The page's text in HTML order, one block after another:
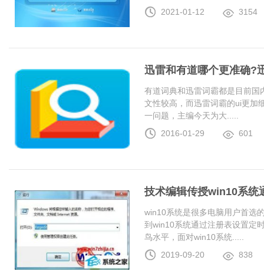
2021-01-12
3154
迅雷和有道哪个更准确?
有道词典和迅雷词霸都是目前
文性较高，而迅雷词霸的ui更加
一问题，主编今天为大.....
2016-01-29
601
技术编辑传授win10系统
win10系统是很多电脑用户首选
到win10系统通过注册表设置定
鸟水平，面对win10系统.....
2019-09-20
838